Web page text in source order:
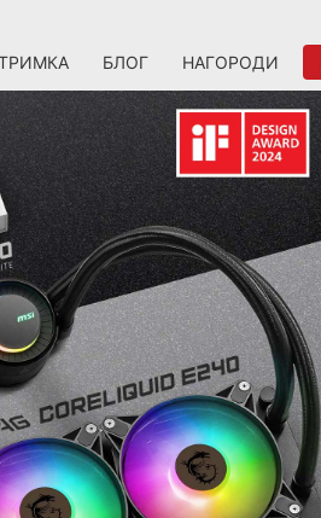
БЛОГ НАГОРОДИ